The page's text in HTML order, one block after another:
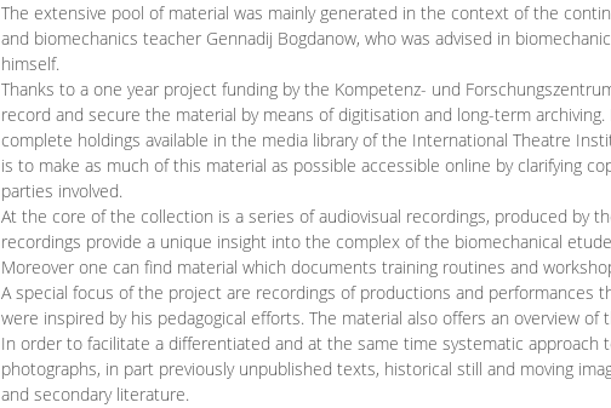
The extensive pool of material was mainly generated in the context of the
and biomechanics teacher Gennadij Bogdanow, who was advised in
himself.
Thanks to a one year project funding by the Kompetenz- und
record and secure the material by means of digitisation and long-term
complete holdings available in the media library of the International Theatre
is to make as much of this material as possible accessible online by clarifying
parties involved.
At the core of the collection is a series of audiovisual recordings, produced by
recordings provide a unique insight into the complex of the biomechanical
Moreover one can find material which documents training routines and
A special focus of the project are recordings of productions and performances
were inspired by his pedagogical efforts. The material also offers an overview
In order to facilitate a differentiated and at the same time systematic
photographs, in part previously unpublished texts, historical still and moving
and secondary literature.